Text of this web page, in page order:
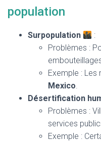
population
Surpopulation
:
Problèmes :
Exemple :
Mexico.
Désertification
Problèmes :
services
Exemple :